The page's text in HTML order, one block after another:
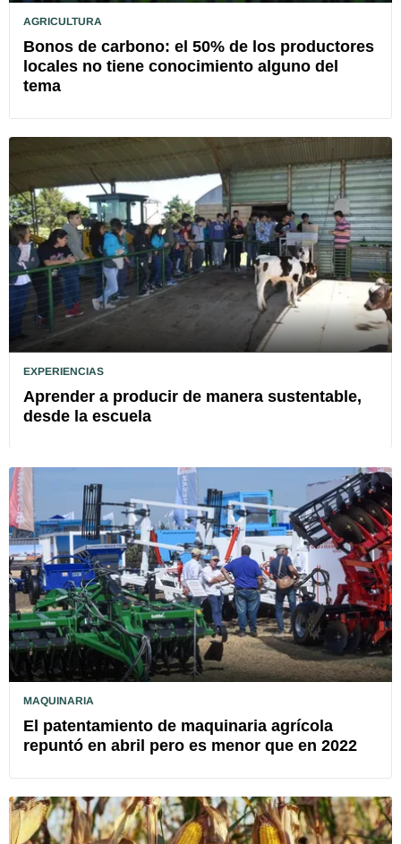
AGRICULTURA
Bonos de carbono: el 50% de los productores
locales no tiene conocimiento alguno del
tema
EXPERIENCIAS
Aprender a producir de manera sustentable,
desde la escuela
MAQUINARIA
El patentamiento de maquinaria agrícola
repuntó en abril pero es menor que en 2022